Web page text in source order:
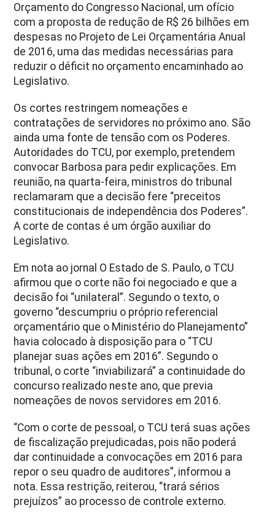
Orçamento do Congresso Nacional, um ofício
com a proposta de redução de R$ 26 bilhões em
despesas no Projeto de Lei Orçamentária Anual
de 2016, uma das medidas necessárias para
reduzir o déficit no orçamento encaminhado ao
Legislativo.
Os cortes restringem nomeações e
contratações de servidores no próximo ano. São
ainda uma fonte de tensão com os Poderes.
Autoridades do TCU, por exemplo, pretendem
convocar Barbosa para pedir explicações. Em
reunião, na quarta-feira, ministros do tribunal
reclamaram que a decisão fere “preceitos
constitucionais de independência dos Poderes”.
A corte de contas é um órgão auxiliar do
Legislativo.
Em nota ao jornal O Estado de S. Paulo, o TCU
afirmou que o corte não foi negociado e que a
decisão foi “unilateral”. Segundo o texto, o
governo “descumpriu o próprio referencial
orçamentário que o Ministério do Planejamento”
havia colocado à disposição para o “TCU
planejar suas ações em 2016”. Segundo o
tribunal, o corte “inviabilizará” a continuidade do
concurso realizado neste ano, que previa
nomeações de novos servidores em 2016.
“Com o corte de pessoal, o TCU terá suas ações
de fiscalização prejudicadas, pois não poderá
dar continuidade a convocações em 2016 para
repor o seu quadro de auditores”, informou a
nota. Essa restrição, reiterou, “trará sérios
prejuízos” ao processo de controle externo.